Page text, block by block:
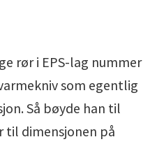
rør i EPS-lag nummer
som egentlig
Så bøyde han til
til dimensjonen på